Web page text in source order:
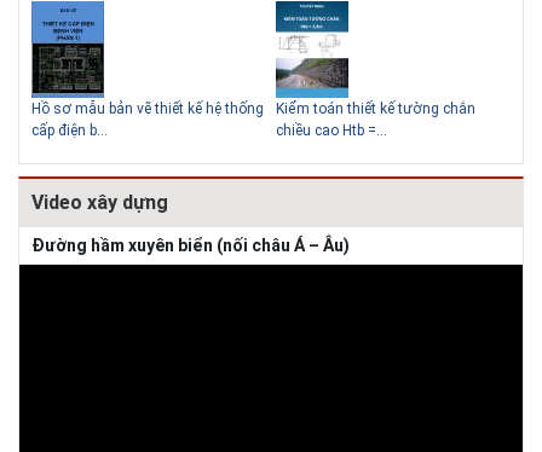
Thiết kế nhà siêu nhỏ độc đáo
Hồ sơ mẫu bản vẽ thiết kế hệ thống
cấp điện b...
Kiểm toán thiết kế tường chắn
chiều cao Htb =...
Video xây dựng
Đường hầm xuyên biển (nối châu Á – Âu)